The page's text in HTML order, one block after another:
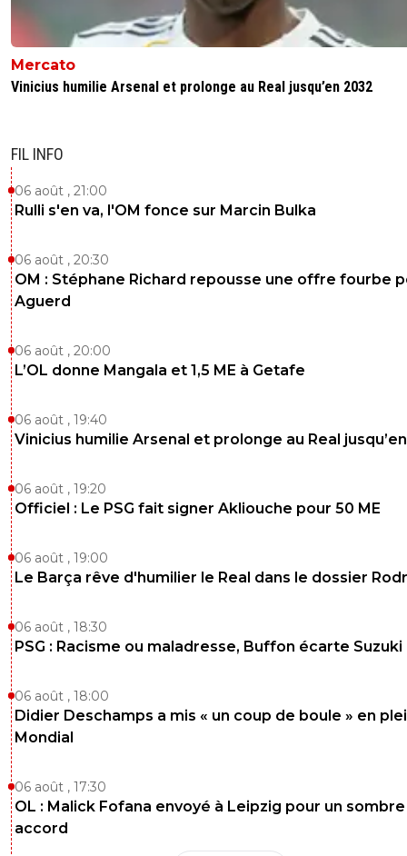
Mercato
Vinicius humilie Arsenal et prolonge au Real jusqu’en 2032
FIL INFO
06 août , 21:00
Rulli s'en va, l'OM fonce sur Marcin Bulka
06 août , 20:30
OM : Stéphane Richard repousse une offre fourbe
Aguerd
06 août , 20:00
L’OL donne Mangala et 1,5 ME à Getafe
06 août , 19:40
Vinicius humilie Arsenal et prolonge au Real
06 août , 19:20
Officiel : Le PSG fait signer Akliouche pour 50 ME
06 août , 19:00
Le Barça rêve d'humilier le Real dans le dossier
06 août , 18:30
PSG : Racisme ou maladresse, Buffon écarte Suzuki
06 août , 18:00
Didier Deschamps a mis « un coup de boule » en
Mondial
06 août , 17:30
OL : Malick Fofana envoyé à Leipzig pour un sombre
accord